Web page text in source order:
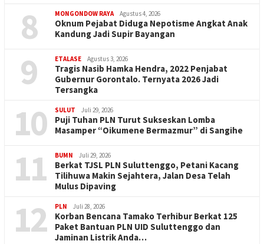
8 MONGONDOW RAYA Agustus 4, 2026
Oknum Pejabat Diduga Nepotisme Angkat Anak
Kandung Jadi Supir Bayangan
9 ETALASE Agustus 3, 2026
Tragis Nasib Hamka Hendra, 2022 Penjabat
Gubernur Gorontalo. Ternyata 2026 Jadi
Tersangka
10 SULUT Juli 29, 2026
Puji Tuhan PLN Turut Sukseskan Lomba
Masamper “Oikumene Bermazmur” di Sangihe
11 BUMN Juli 29, 2026
Berkat TJSL PLN Suluttenggo, Petani Kacang
Tilihuwa Makin Sejahtera, Jalan Desa Telah
Mulus Dipaving
12 PLN Juli 28, 2026
Korban Bencana Tamako Terhibur Berkat 125
Paket Bantuan PLN UID Suluttenggo dan
Jaminan Listrik Anda…